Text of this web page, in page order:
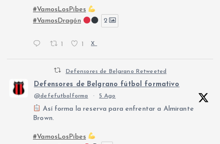
#VamosLosPibes
#VamosDragón
2
1 1 X
Defensores de Belgrano Retweeted
Defensores de Belgrano fútbol formativo
@defefutbolforma · 5 Ago
Así forma la reserva para enfrentar a Almirante
Brown.
#VamosLosPibes